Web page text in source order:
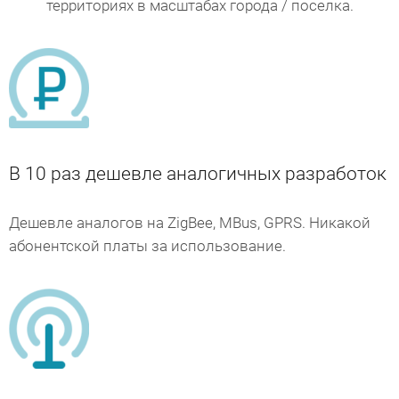
территориях в масштабах города / поселка.
В 10 раз дешевле аналогичных разработок
Дешевле аналогов на ZigBee, MBus, GPRS. Никакой
абонентской платы за использование.